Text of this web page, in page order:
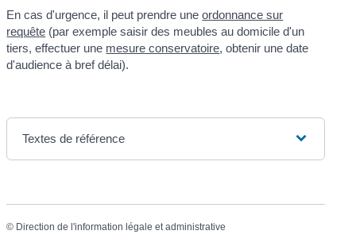
En cas d'urgence, il peut prendre uneordonnance sur
requête (par exemple saisir des meubles au domicile d'un
tiers, effectuer une mesure conservatoire, obtenir une date
d'audience à bref délai).
Textes de référence
© Direction de l'information légale et administrative